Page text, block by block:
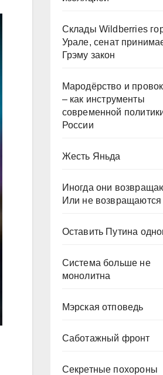
Склады Wildberries
Урале, сенат
Грэму закон
Мародёрство и
– как инструменты
современной
России
Жесть Яньда
Иногда они
Или не возвращаются
Оставить Путина
Система больше не
монолитна
Мэрская отповедь
Саботажный фронт
Секретные похороны